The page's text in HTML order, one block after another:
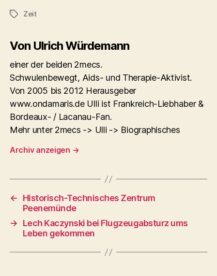
Schlagwörter
Zeit
Von Ulrich Würdemann
einer der beiden 2mecs.
Schwulenbewegt, Aids- und Therapie-Aktivist.
Von 2005 bis 2012 Herausgeber
www.ondamaris.de Ulli ist Frankreich-Liebhaber &
Bordeaux- / Lacanau-Fan.
Mehr unter 2mecs -> Ulli -> Biographisches
Archiv anzeigen →
←
Historisch-Technisches Zentrum
Peenemünde
→
Lech Kaczynski bei Flugzeugabsturz ums
Leben gekommen